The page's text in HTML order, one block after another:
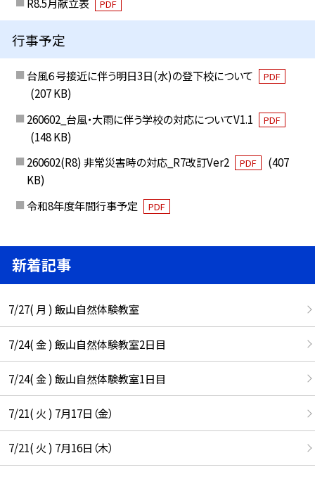
R8.5月献立表
PDF
行事予定
台風６号接近に伴う明日3日(水)の登下校について PDF
(207 KB)
260602_台風・大雨に伴う学校の対応についてV1.1
PDF
(148 KB)
260602(R8) 非常災害時の対応_R7改訂Ver2
PDF
(407
KB)
令和8年度年間行事予定
PDF
新着記事
7/27( 月 ) 飯山自然体験教室
7/24( 金 ) 飯山自然体験教室2日目
7/24( 金 ) 飯山自然体験教室1日目
7/21( 火 ) 7月17日（金）
7/21( 火 ) 7月16日（木）